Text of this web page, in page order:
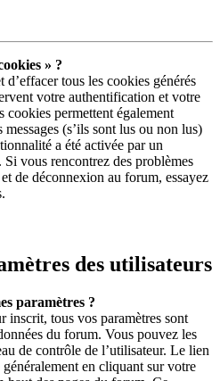
» ?
tous les cookies générés
votre authentification et votre
permettent également
messages (s’ils sont lus ou non lus)
a été activée par un
vous rencontrez des problèmes
de déconnexion au forum, essayez
des utilisateurs
paramètres ?
inscrit, tous vos paramètres sont
du forum. Vous pouvez les
de contrôle de l’utilisateur. Le lien
en cliquant sur votre